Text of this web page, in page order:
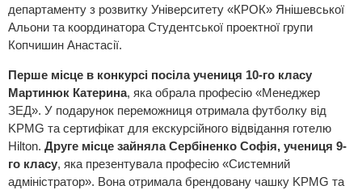
департаменту з розвитку Університету «КРОК» Янішевської
Альони та координатора Студентської проектної групи
Копчишин Анастасії.
Перше місце в конкурсі посіла учениця 10-го класу
Мартинюк Катерина, яка обрала професію «Менеджер
ЗЕД». У подарунок переможниця отримала футболку від
KPMG та сертифікат для екскурсійного відвідання готелю
Hilton. Друге місце зайняла Сербіненко Софія, учениця 9-
го класу, яка презентувала професію «Системний
адміністратор». Вона отримала брендовану чашку KPMG та